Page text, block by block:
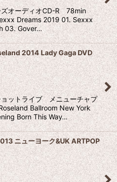
ズオーディオCD-R 78min
Dreams 2019 01. Sexxx
03. Gover…
2014 Lady Gaga DVD
ョットライブ メニューチャプ
Ballroom New York
Born This Way…
ニューヨーク&UK ARTPOP